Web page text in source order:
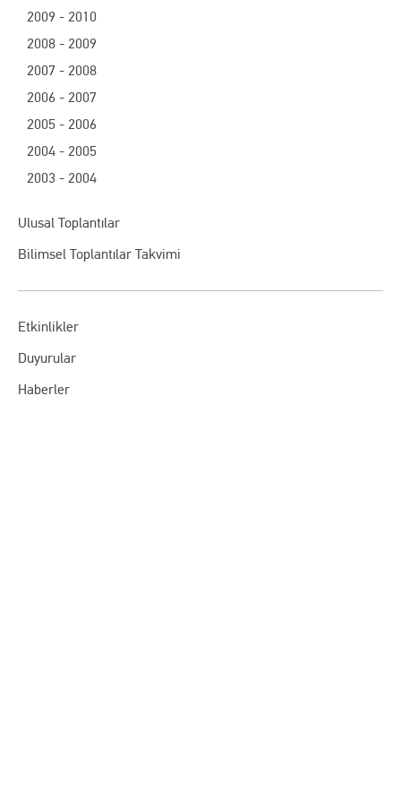
2009 - 2010
2008 - 2009
2007 - 2008
2006 - 2007
2005 - 2006
2004 - 2005
2003 - 2004
Ulusal Toplantılar
Bilimsel Toplantılar Takvimi
Etkinlikler
Duyurular
Haberler